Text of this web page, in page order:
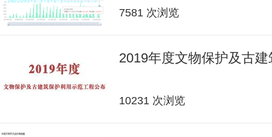
7581 次浏览
2019年度文物保护及古
10231 次浏览